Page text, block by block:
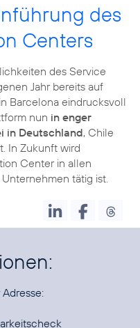
des
Centers
des Service
Jahr bereits auf
Barcelona eindrucksvoll
nun in enger
in Deutschland, Chile
In Zukunft wird
Center in allen
tätig ist.